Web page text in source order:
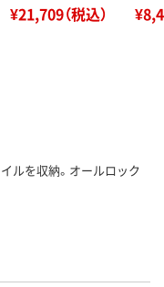
¥21,709（税込）
ルを収納。オールロック